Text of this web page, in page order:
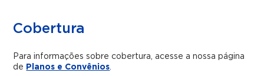
Cobertura
Para informações sobre cobertura, acesse a nossa página
de Planos e Convênios.